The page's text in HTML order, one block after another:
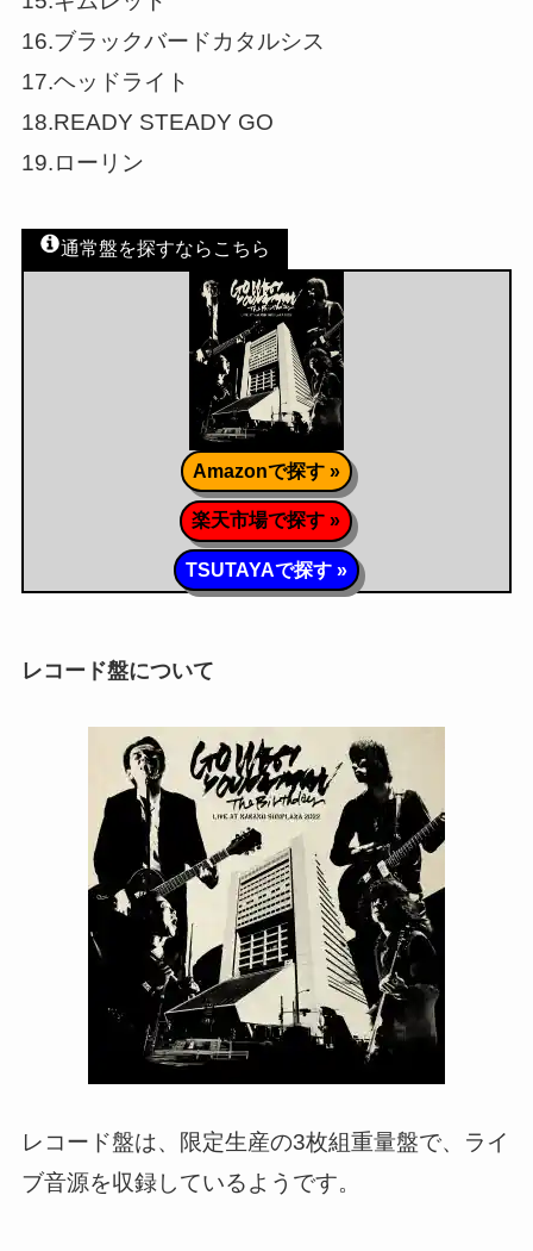
16.ブラックバードカタルシス
17.ヘッドライト
18.READY STEADY GO
19.ローリン
通常盤を探すならこちら
Amazonで探す »
楽天市場で探す »
TSUTAYAで探す »
レコード盤について
レコード盤は、限定生産の3枚組重量盤で、ライ
ブ音源を収録しているようです。